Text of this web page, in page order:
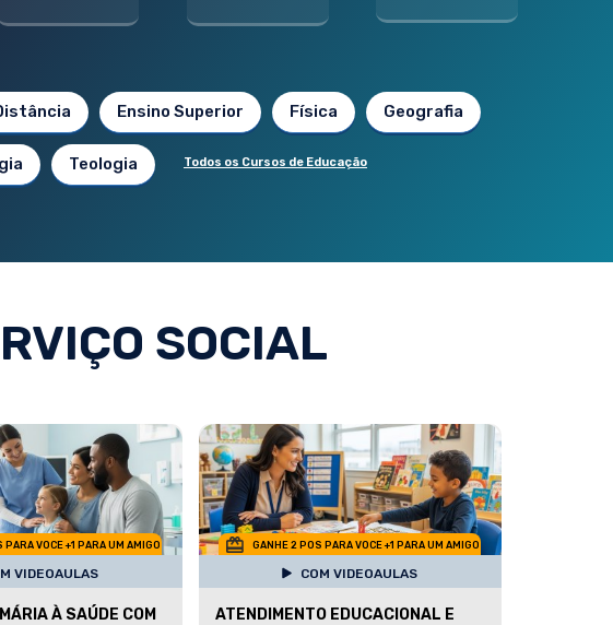
Ensino Superior Física Geografia
Teologia Todos os Cursos de Educação
SOCIAL
PARA VOCE +1 PARA UM AMIGO
VIDEOAULAS
À SAÚDE COM
GANHE 2 POS PARA VOCE +1 PARA UM AMIGO
COM VIDEOAULAS
ATENDIMENTO EDUCACIONAL E